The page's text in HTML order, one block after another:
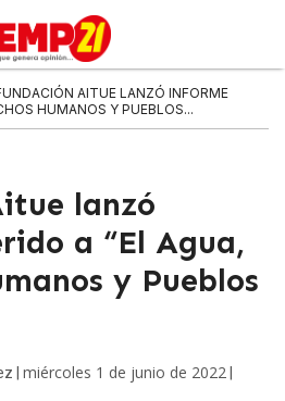
AITUE LANZÓ INFORME
HUMANOS Y PUEBLOS...
lanzó
a “El Agua,
y Pueblos
| miércoles 1 de junio de 2022